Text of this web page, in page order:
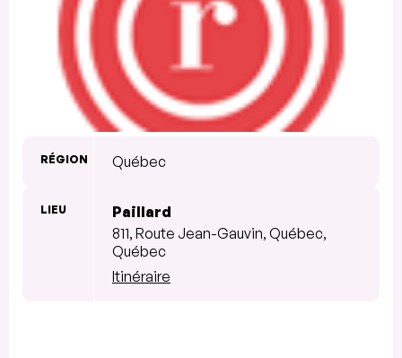
RÉGION Québec
LIEU
Paillard
811, Route Jean-Gauvin, Québec,
Québec
Itinéraire